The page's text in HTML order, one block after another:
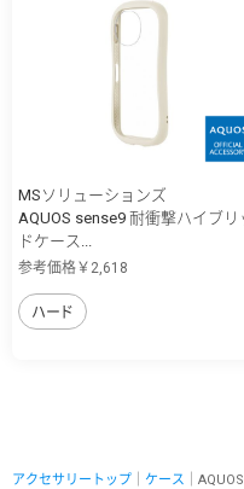
MSソリューションズ
AQUOS sense9 耐衝撃ハイブリ
ドケース...
参考価格￥2,618
ハード
アクセサリートップ ケース ｜